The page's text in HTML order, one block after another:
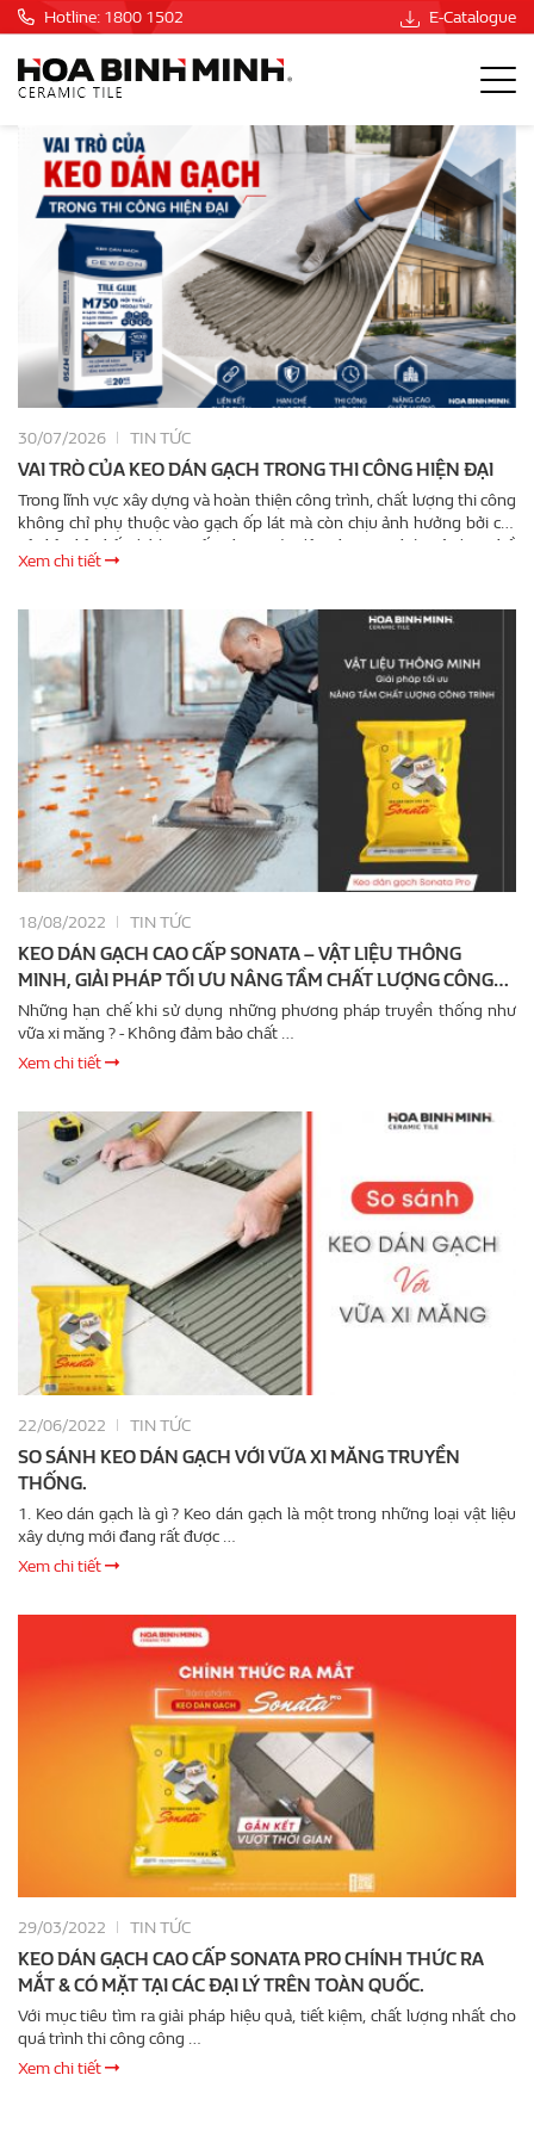
Hotline: 1800 1502 E-Catalogue
30/07/2026 TIN TỨC
VAI TRÒ CỦA KEO DÁN GẠCH TRONG THI CÔNG HIỆN ĐẠI
Trong lĩnh vực xây dựng và hoàn thiện công trình, chất lượng thi công
không chỉ phụ thuộc vào gạch ốp lát mà còn chịu ảnh hưởng bởi các
vật liệu liên kết đi kèm. Nếu như trước đây phương pháp sử dụng hồ
dầu hoặc vữa xi măng truyền thống được áp dụng phổ biến thì hiện
công trình dân dụng và thương mại. Sự phát triển của các dòng gạch
hiện đại như gạch porcelain, gạch khổ lớn hay …
Xem chi tiết
18/08/2022 TIN TỨC
KEO DÁN GẠCH CAO CẤP SONATA – VẬT LIỆU THÔNG
MINH, GIẢI PHÁP TỐI ƯU NÂNG TẦM CHẤT LƯỢNG CÔNG
TRÌNH
Những hạn chế khi sử dụng những phương pháp truyền thống như
vữa xi măng ? - Không đảm bảo chất …
Xem chi tiết
22/06/2022 TIN TỨC
SO SÁNH KEO DÁN GẠCH VỚI VỮA XI MĂNG TRUYỀN
THỐNG.
1. Keo dán gạch là gì ? Keo dán gạch là một trong những loại vật liệu
xây dựng mới đang rất được …
Xem chi tiết
29/03/2022 TIN TỨC
KEO DÁN GẠCH CAO CẤP SONATA PRO CHÍNH THỨC RA
MẮT & CÓ MẶT TẠI CÁC ĐẠI LÝ TRÊN TOÀN QUỐC.
Với mục tiêu tìm ra giải pháp hiệu quả, tiết kiệm, chất lượng nhất cho
quá trình thi công công …
Xem chi tiết